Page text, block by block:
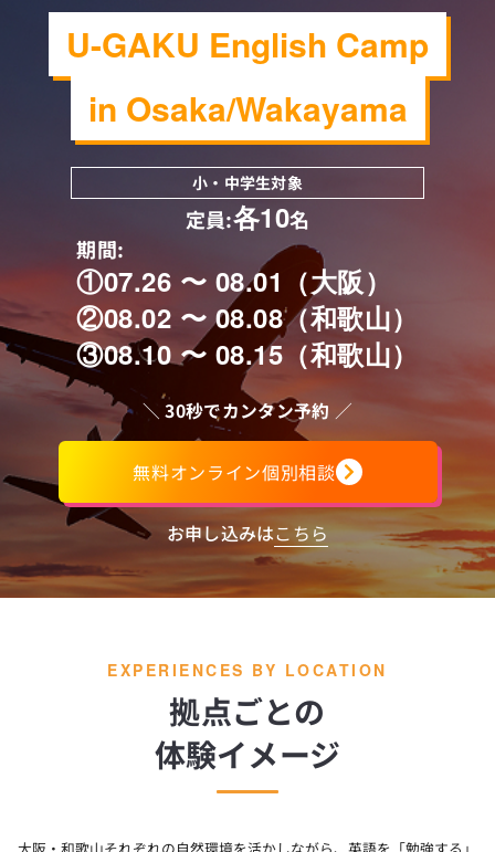
U-GAKU English Camp
in Osaka/Wakayama
小・中学生対象
定員:各10名
期間:
①07.26 〜 08.01（大阪）
②08.02 〜 08.08（和歌山）
③08.10 〜 08.15（和歌山）
＼ 30秒でカンタン予約 ／
無料オンライン個別相談
お申し込みはこちら
EXPERIENCES BY LOCATION
拠点ごとの
体験イメージ